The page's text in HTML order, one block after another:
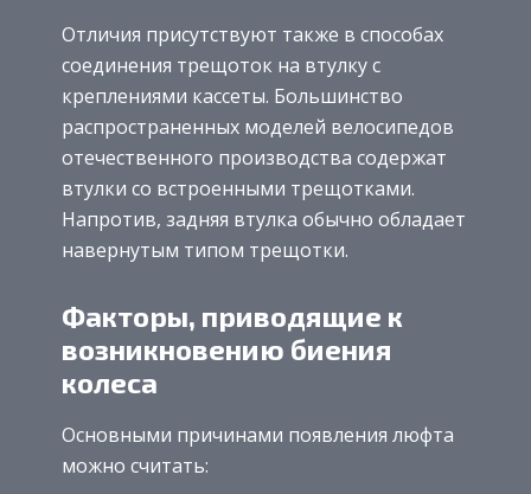
Отличия присутствуют также в способах
соединения трещоток на втулку с
креплениями кассеты. Большинство
распространенных моделей велосипедов
отечественного производства содержат
втулки со встроенными трещотками.
Напротив, задняя втулка обычно обладает
навернутым типом трещотки.
Факторы, приводящие к
возникновению биения
колеса
Основными причинами появления люфта
можно считать: